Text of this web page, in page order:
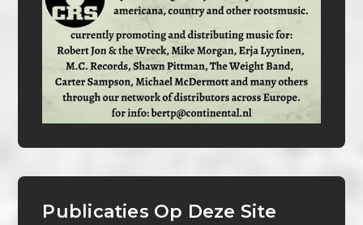
Publicaties Op Deze Site